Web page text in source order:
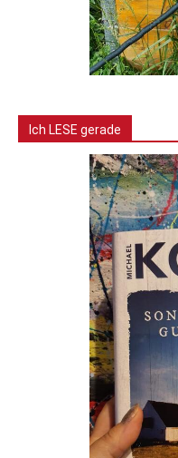
Ich LESE gerade